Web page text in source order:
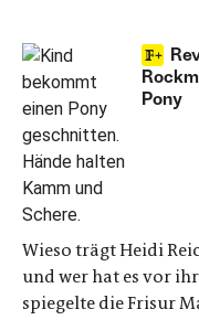
Pony
Wieso trägt Heidi
und wer hat es vor
spiegelte die Frisur